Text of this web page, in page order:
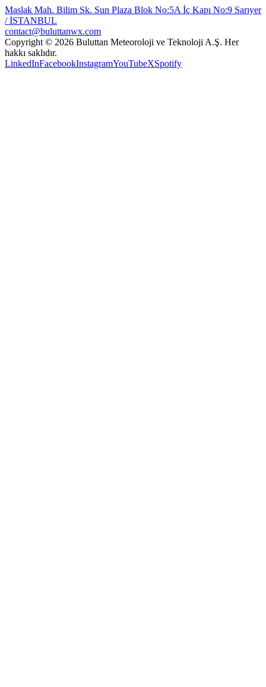
Maslak Mah. Bilim Sk. Sun Plaza Blok No:5A İç Kapı No:9 Sarıyer
/ İSTANBUL
contact@buluttanwx.com
Copyright © 2026 Buluttan Meteoroloji ve Teknoloji A.Ş. Her
hakkı saklıdır.
LinkedInFacebookInstagramYouTubeXSpotify